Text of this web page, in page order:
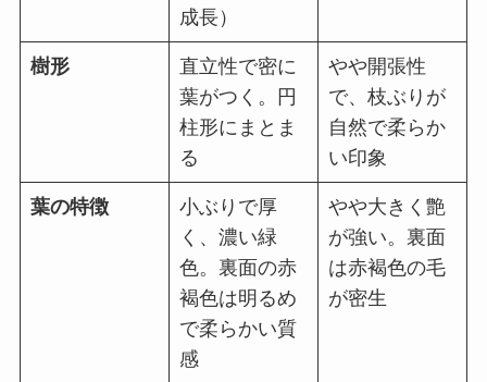
成長）
樹形
直立性で密に
葉がつく。円
柱形にまとま
る
やや開張性
で、枝ぶりが
自然で柔らか
い印象
葉の特徴
小ぶりで厚
く、濃い緑
色。裏面の赤
褐色は明るめ
で柔らかい質
感
やや大きく艶
が強い。裏面
は赤褐色の毛
が密生